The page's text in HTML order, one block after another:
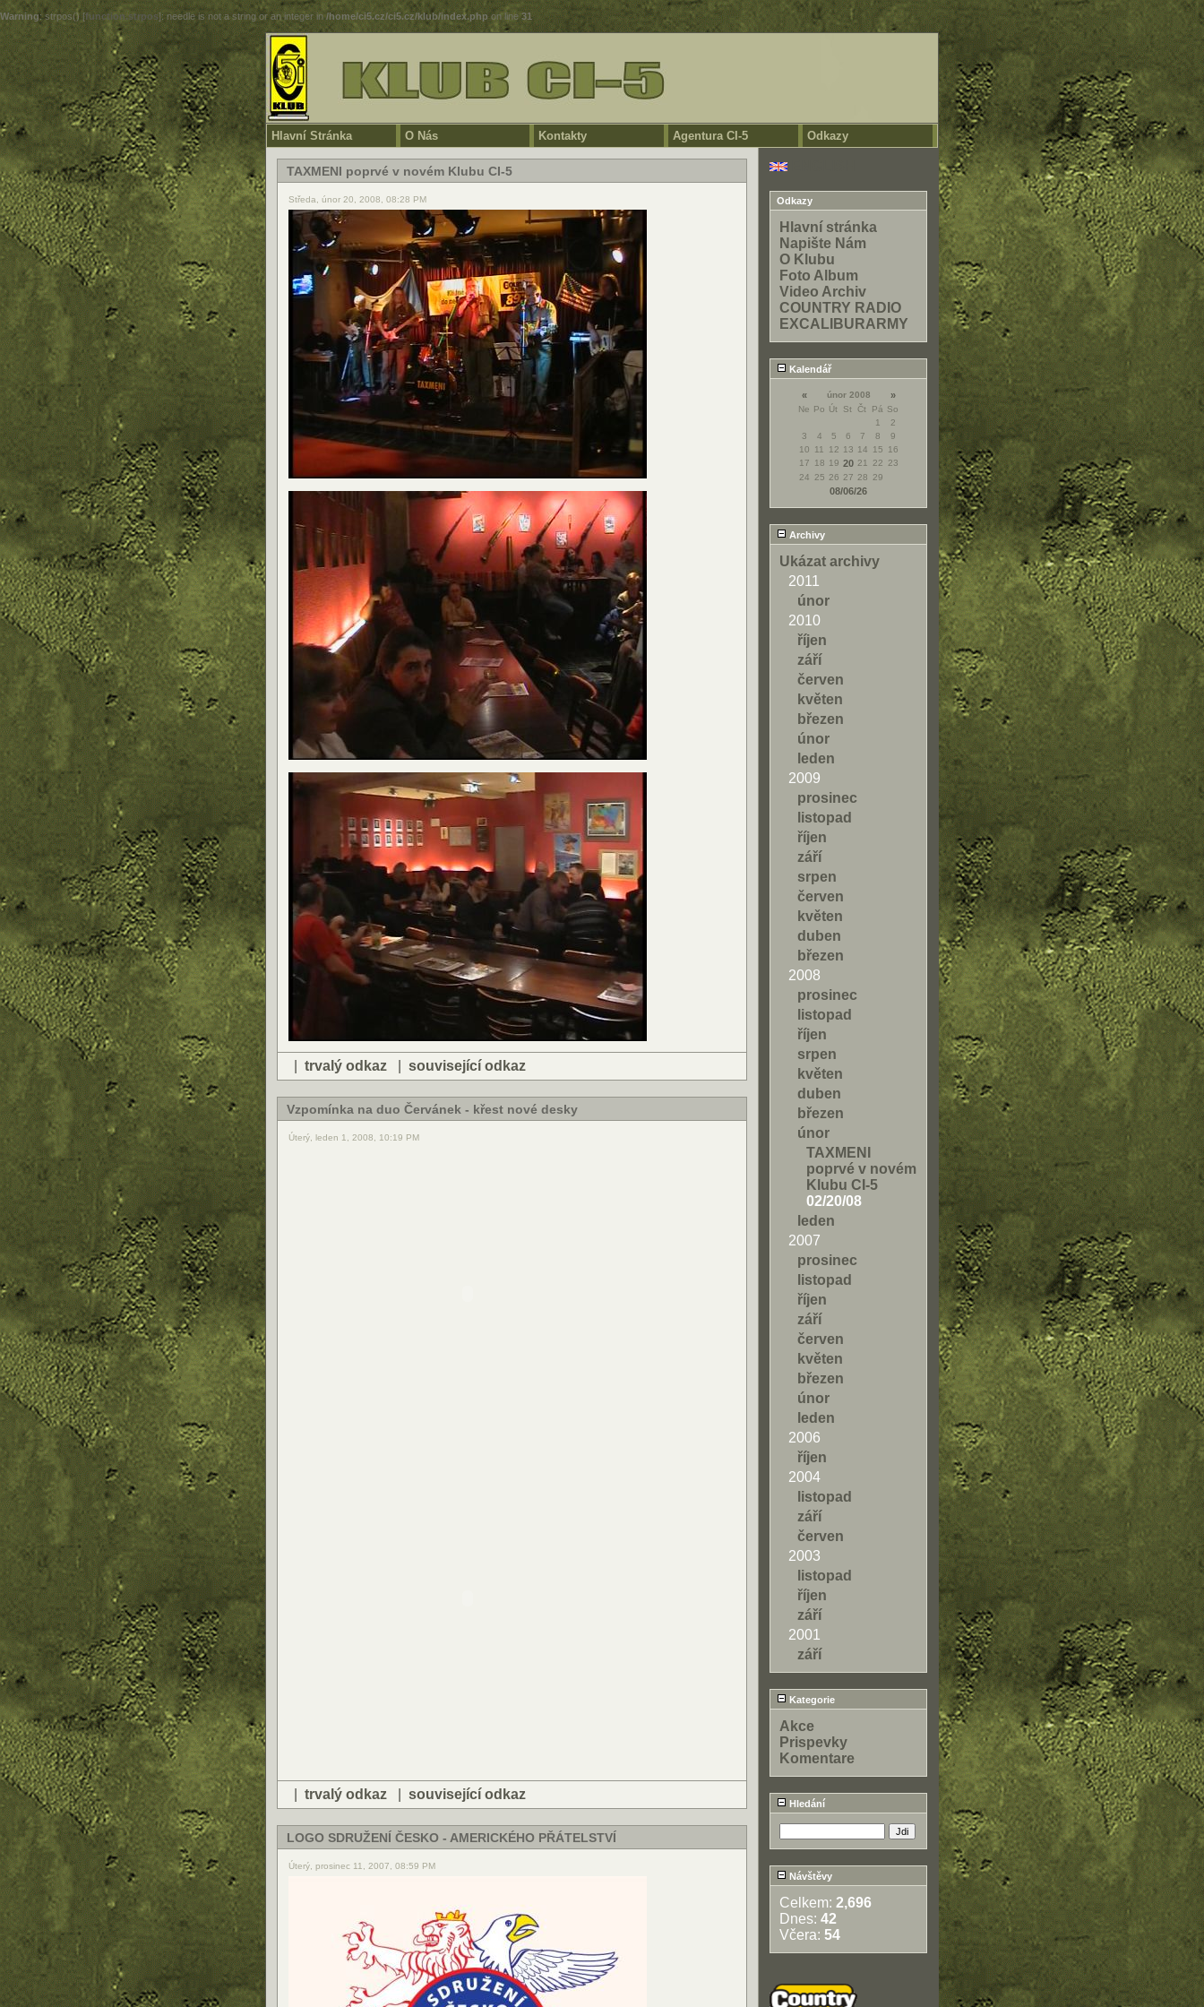
Warning: strpos() [function.strpos]: needle is not a string or an integer in/home/ci5.cz/ci5.cz/klub/index.phpon line31
Hlavní Stránka O Nás Kontakty Agentura CI-5 Odkazy
TAXMENI poprvé v novém Klubu CI-5
Středa, únor 20, 2008, 08:28 PM
trvalý odkaz související odkaz
Vzpomínka na duo Červánek - křest nové desky
Úterý, leden 1, 2008, 10:19 PM
trvalý odkaz související odkaz
LOGO SDRUŽENÍ ČESKO - AMERICKÉHO PŘÁTELSTVÍ
Úterý, prosinec 11, 2007, 08:59 PM
Odkazy
Hlavní stránka
Napište Nám
O Klubu
Foto Album
Video Archiv
COUNTRY RADIO
EXCALIBURARMY
Kalendář
« únor 2008 »
Ne Po Út St Čt Pá So
1
2
3
4 5 6 7 8
9
10
11 12 13 14 15
16
17
18 19 20 21 22
23
24
25 26 27 28 29
08/06/26
Archivy
Ukázat archivy
2011
únor
2010
říjen
září
červen
květen
březen
únor
leden
2009
prosinec
listopad
říjen
září
srpen
červen
květen
duben
březen
2008
prosinec
listopad
říjen
srpen
květen
duben
březen
únor
TAXMENI
poprvé v novém
Klubu CI-5
02/20/08
leden
2007
prosinec
listopad
říjen
září
červen
květen
březen
únor
leden
2006
říjen
2004
listopad
září
červen
2003
listopad
říjen
září
2001
září
Kategorie
Akce
Prispevky
Komentare
Hledání
Návštěvy
Celkem: 2,696
Dnes: 42
Včera: 54